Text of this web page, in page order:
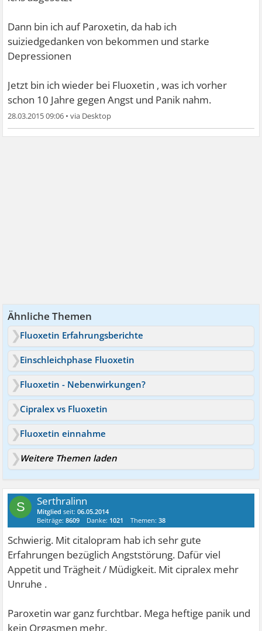
Dann bin ich auf Paroxetin, da hab ich
suiziedgedanken von bekommen und starke
Depressionen
Jetzt bin ich wieder bei Fluoxetin , was ich vorher
schon 10 Jahre gegen Angst und Panik nahm.
28.03.2015 09:06 •
Ähnliche Themen
Fluoxetin Erfahrungsberichte
Einschleichphase Fluoxetin
Fluoxetin - Nebenwirkungen?
Cipralex vs Fluoxetin
Fluoxetin einnahme
Weitere Themen laden
S Serthralinn
Mitglied seit:06.05.2014
Beiträge:8609 Danke: 1021 Themen:38
Schwierig. Mit citalopram hab ich sehr gute
Erfahrungen bezüglich Angststörung. Dafür viel
Appetit und Trägheit / Müdigkeit. Mit cipralex mehr
Unruhe .
Paroxetin war ganz furchtbar. Mega heftige panik und
kein Orgasmen mehr.